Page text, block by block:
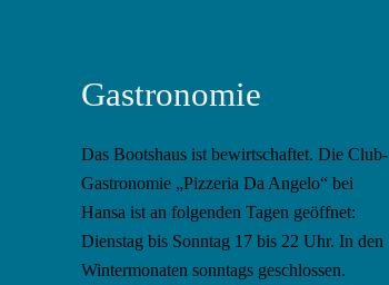
Gastronomie
Das Bootshaus ist bewirtschaftet. Die Club-
Gastronomie „Pizzeria Da Angelo“ bei
Hansa ist an folgenden Tagen geöffnet:
Dienstag bis Sonntag 17 bis 22 Uhr. In den
Wintermonaten sonntags geschlossen.